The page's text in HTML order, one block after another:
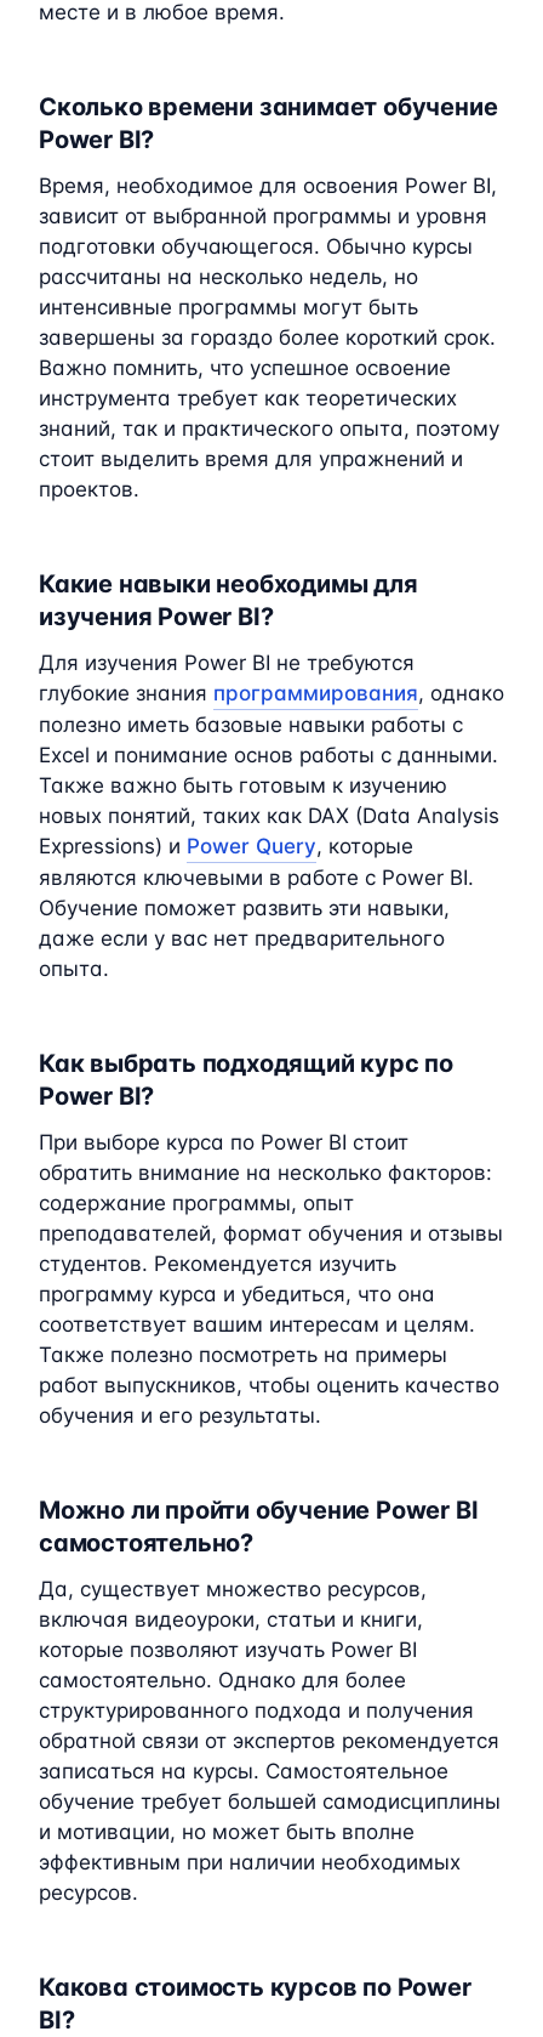
месте и в любое время.
Сколько времени занимает обучение
Power BI?
Время, необходимое для освоения Power BI,
зависит от выбранной программы и уровня
подготовки обучающегося. Обычно курсы
рассчитаны на несколько недель, но
интенсивные программы могут быть
завершены за гораздо более короткий срок.
Важно помнить, что успешное освоение
инструмента требует как теоретических
знаний, так и практического опыта, поэтому
стоит выделить время для упражнений и
проектов.
Какие навыки необходимы для
изучения Power BI?
Для изучения Power BI не требуются
глубокие знания программирования, однако
полезно иметь базовые навыки работы с
Excel и понимание основ работы с данными.
Также важно быть готовым к изучению
новых понятий, таких как DAX (Data Analysis
Expressions) и Power Query, которые
являются ключевыми в работе с Power BI.
Обучение поможет развить эти навыки,
даже если у вас нет предварительного
опыта.
Как выбрать подходящий курс по
Power BI?
При выборе курса по Power BI стоит
обратить внимание на несколько факторов:
содержание программы, опыт
преподавателей, формат обучения и отзывы
студентов. Рекомендуется изучить
программу курса и убедиться, что она
соответствует вашим интересам и целям.
Также полезно посмотреть на примеры
работ выпускников, чтобы оценить качество
обучения и его результаты.
Можно ли пройти обучение Power BI
самостоятельно?
Да, существует множество ресурсов,
включая видеоуроки, статьи и книги,
которые позволяют изучать Power BI
самостоятельно. Однако для более
структурированного подхода и получения
обратной связи от экспертов рекомендуется
записаться на курсы. Самостоятельное
обучение требует большей самодисциплины
и мотивации, но может быть вполне
эффективным при наличии необходимых
ресурсов.
Какова стоимость курсов по Power
BI?